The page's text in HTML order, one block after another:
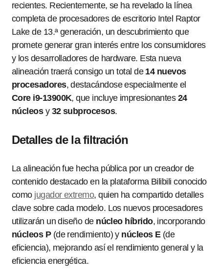
recientes. Recientemente, se ha revelado la línea
completa de procesadores de escritorio Intel Raptor
Lake de 13.ª generación, un descubrimiento que
promete generar gran interés entre los consumidores
y los desarrolladores de hardware. Esta nueva
alineación traerá consigo un total de 14 nuevos
procesadores, destacándose especialmente el
Core i9-13900K, que incluye impresionantes 24
núcleosy 32 subprocesos.
Detalles de la filtración
La alineación fue hecha pública por un creador de
contenido destacado en la plataforma Bilibili conocido
como jugador extremo, quien ha compartido detalles
clave sobre cada modelo. Los nuevos procesadores
utilizarán un diseño de núcleo híbrido, incorporando
núcleos P(de rendimiento) y núcleos E(de
eficiencia), mejorando así el rendimiento general y la
eficiencia energética.